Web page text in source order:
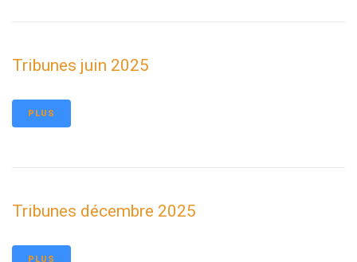
Tribunes juin 2025
PLUS
Tribunes décembre 2025
PLUS